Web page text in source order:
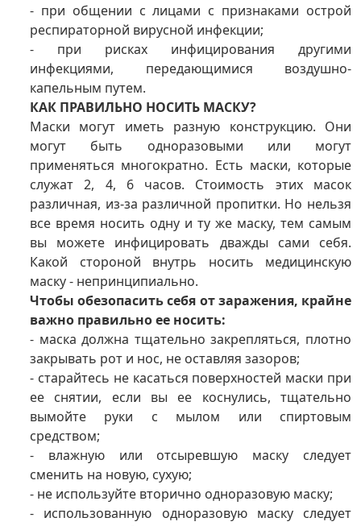
- при общении с лицами с признаками острой
респираторной вирусной инфекции;
- при рисках инфицирования другими
инфекциями, передающимися воздушно-
капельным путем.
КАК ПРАВИЛЬНО НОСИТЬ МАСКУ?
Маски могут иметь разную конструкцию. Они
могут быть одноразовыми или могут
применяться многократно. Есть маски, которые
служат 2, 4, 6 часов. Стоимость этих масок
различная, из-за различной пропитки. Но нельзя
все время носить одну и ту же маску, тем самым
вы можете инфицировать дважды сами себя.
Какой стороной внутрь носить медицинскую
маску - непринципиально.
Чтобы обезопасить себя от заражения, крайне
важно правильно ее носить:
- маска должна тщательно закрепляться, плотно
закрывать рот и нос, не оставляя зазоров;
- старайтесь не касаться поверхностей маски при
ее снятии, если вы ее коснулись, тщательно
вымойте руки с мылом или спиртовым
средством;
- влажную или отсыревшую маску следует
сменить на новую, сухую;
- не используйте вторично одноразовую маску;
- использованную одноразовую маску следует